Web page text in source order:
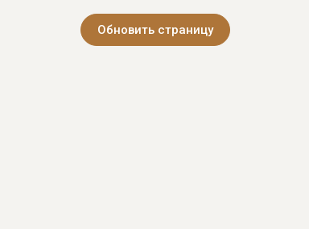
Обновить страницу